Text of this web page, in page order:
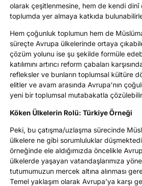
olarak çeşitlenmesine, hem de kendi
toplumda yer almaya katkıda
Hem çoğunluk toplumun hem de
süreçte Avrupa ülkelerinde ortaya
çözüm yolunu ise şu şekilde formüle
katılımını artırıcı reform çabaları
refleksler ve bunların toplumsal kültüre
elitler ve avam arasında Avrupa’nın
yeni bir toplumsal mutabakatla
Köken Ülkelerin Rolü: Türkiye Örneği
Peki, bu çatışma/uzlaşma sürecinde
ülkelere ne gibi sorumluluklar
örneğinde ele aldığımızda öncelikle
ülkelerde yaşayan vatandaşlarımıza
tutumumuzun mercek altına alınması
Temel yaklaşım olarak Avrupa’ya karşı